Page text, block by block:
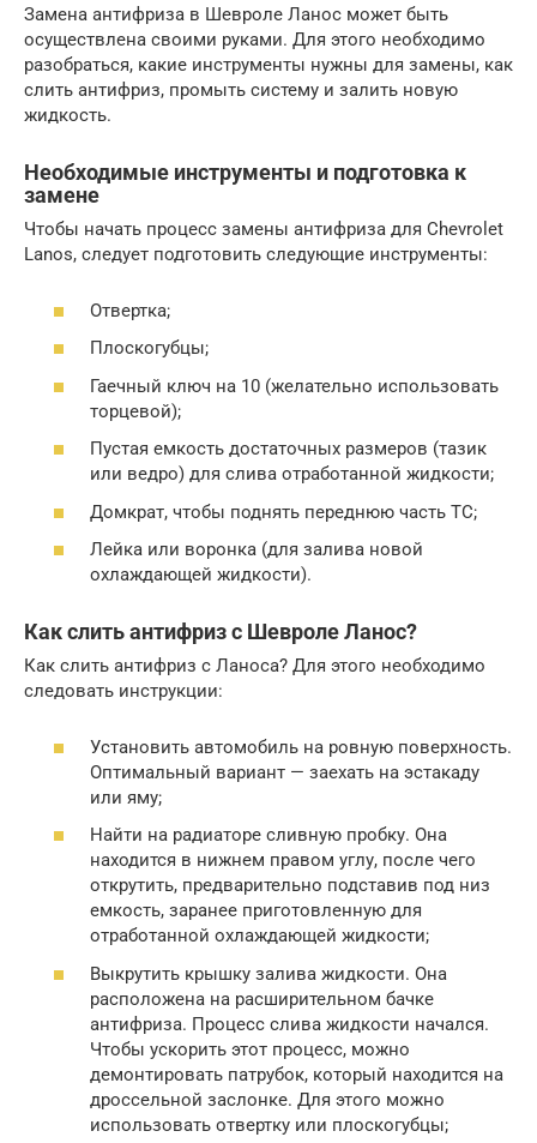
Замена антифриза в Шевроле Ланос может быть
осуществлена своими руками. Для этого необходимо
разобраться, какие инструменты нужны для замены, как
слить антифриз, промыть систему и залить новую
жидкость.
Необходимые инструменты и подготовка к
замене
Чтобы начать процесс замены антифриза для Chevrolet
Lanos, следует подготовить следующие инструменты:
Отвертка;
Плоскогубцы;
Гаечный ключ на 10 (желательно использовать
торцевой);
Пустая емкость достаточных размеров (тазик
или ведро) для слива отработанной жидкости;
Домкрат, чтобы поднять переднюю часть ТС;
Лейка или воронка (для залива новой
охлаждающей жидкости).
Как слить антифриз с Шевроле Ланос?
Как слить антифриз с Ланоса? Для этого необходимо
следовать инструкции:
Установить автомобиль на ровную поверхность.
Оптимальный вариант — заехать на эстакаду
или яму;
Найти на радиаторе сливную пробку. Она
находится в нижнем правом углу, после чего
открутить, предварительно подставив под низ
емкость, заранее приготовленную для
отработанной охлаждающей жидкости;
Выкрутить крышку залива жидкости. Она
расположена на расширительном бачке
антифриза. Процесс слива жидкости начался.
Чтобы ускорить этот процесс, можно
демонтировать патрубок, который находится на
дроссельной заслонке. Для этого можно
использовать отвертку или плоскогубцы;